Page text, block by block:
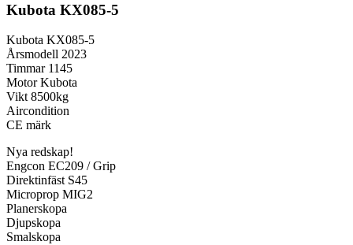
Kubota KX085-5
Kubota KX085-5
Årsmodell 2023
Timmar 1145
Motor Kubota
Vikt 8500kg
Aircondition
CE märk
Nya redskap!
Engcon EC209 / Grip
Direktinfäst S45
Microprop MIG2
Planerskopa
Djupskopa
Smalskopa